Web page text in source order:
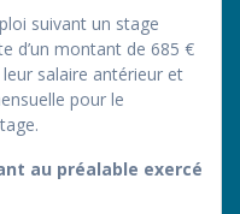
suivant un stage
d’un montant de 685 €
salaire antérieur et
pour le
au préalable exercé